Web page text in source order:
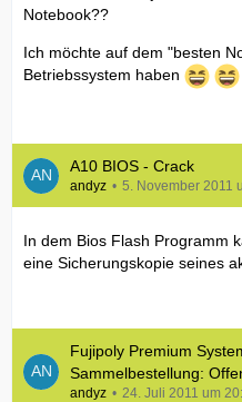
Notebook??
Ich möchte auf dem "besten
Betriebssystem haben
A10 BIOS - Crack
andyz 5. November 2011
In dem Bios Flash Programm
eine Sicherungskopie seines
Fujipoly Premium
Sammelbestellung:
andyz 24. Juli 2011 um